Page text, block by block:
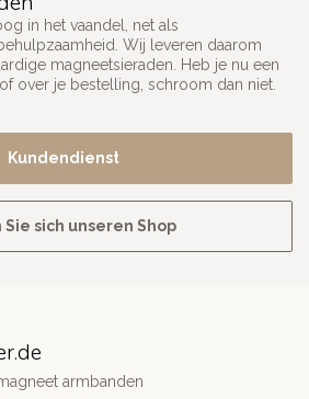
in het vaandel, net als
Wij leveren daarom
magneetsieraden. Heb je nu een
over je bestelling, schroom dan niet.
Kundendienst
Sie sich unseren Shop
armbanden